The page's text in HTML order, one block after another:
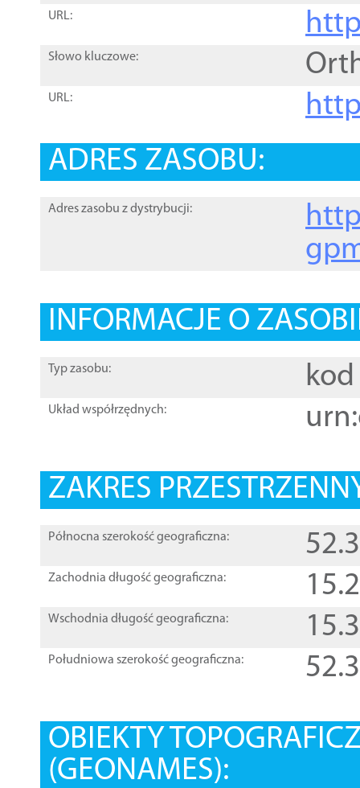
URL:
Słowo kluczowe:
URL:
ADRES ZASOBU:
Adres zasobu z dystrybucji:
INFORMACJE O
Typ zasobu: kod
Układ współrzędnych:
ZAKRES
Północna szerokość geograficzna:
Zachodnia długość geograficzna:
Wschodnia długość geograficzna:
Południowa szerokość geograficzna:
OBIEKTY
(GEONAMES):